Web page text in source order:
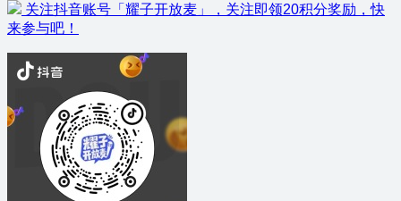
关注抖音账号「耀子开放麦」，关注即领20积分奖励，快
来参与吧！